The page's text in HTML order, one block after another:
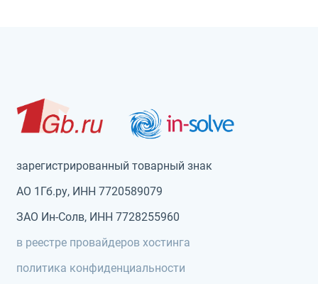
зарегистрированный товарный знак
АО 1Гб.ру, ИНН 7720589079
ЗАО Ин-Солв, ИНН 7728255960
в реестре провайдеров хостинга
политика конфиденциальности